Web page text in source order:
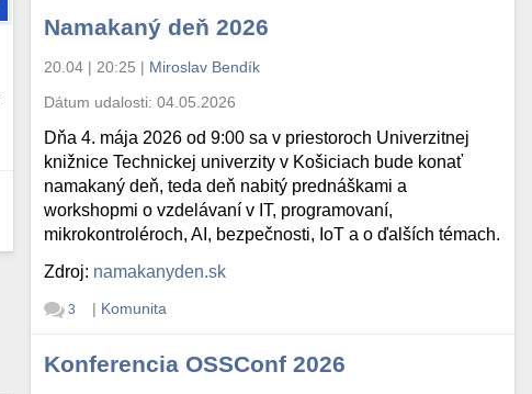
Namakaný deň 2026
20.04 | 20:25 | Miroslav Bendík
Dátum udalosti:04.05.2026
Dňa 4. mája 2026 od 9:00 sa v priestoroch Univerzitnej
knižnice Technickej univerzity v Košiciach bude konať
namakaný deň, teda deň nabitý prednáškami a
workshopmi o vzdelávaní v IT, programovaní,
mikrokontroléroch, AI, bezpečnosti, IoT a o ďalších témach.
Zdroj: namakanyden.sk
3 | Komunita
Konferencia OSSConf 2026